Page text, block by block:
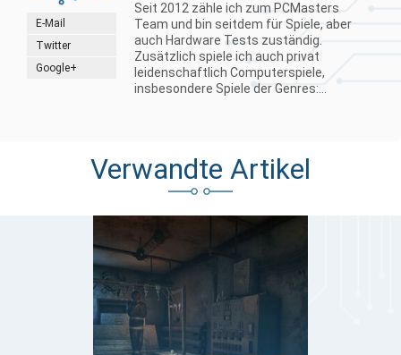
E-Mail
Twitter
Google+
Seit 2012 zähle ich zum PCMasters
Team und bin seitdem für Spiele, aber
auch Hardware Tests zuständig.
Zusätzlich spiele ich auch privat
leidenschaftlich Computerspiele,
insbesondere Spiele der Genres:...
Verwandte Artikel